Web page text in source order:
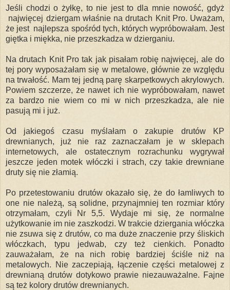
Jeśli chodzi o żyłkę, to nie jest to dla mnie nowość, gdyż
najwięcej dziergam właśnie na drutach Knit Pro. Uważam,
że jest najlepsza spośród tych, których wypróbowałam. Jest
giętka i miękka, nie przeszkadza w dzierganiu.
Na drutach Knit Pro tak jak pisałam robię najwięcej, ale do
tej pory wyposażałam się w metalowe, głównie ze względu
na trwałość. Mam tej jedną parę skarpetkowych akrylowych.
Powiem szczerze, że nawet ich nie wypróbowałam, nawet
za bardzo nie wiem co mi w nich przeszkadza, ale nie
pasują mi i już.
Od jakiegoś czasu myślałam o zakupie drutów KP
drewnianych, już nie raz zaznaczałam je w sklepach
internetowych, ale ostatecznym rozrachunku wygrywał
jeszcze jeden motek włóczki i strach, czy takie drewniane
druty się nie złamią.
Po przetestowaniu drutów okazało się, że do łamliwych to
one nie należą, są solidne, przynajmniej ten rozmiar który
otrzymałam, czyli Nr 5,5. Wydaje mi się, że normalne
użytkowanie im nie zaszkodzi. W trakcie dziergania włóczka
nie zsuwa się z drutów, co ma duże znaczenie przy śliskich
włóczkach, typu jedwab, czy też cienkich. Ponadto
zauważałam, że na nich robię bardziej ściśle niż na
metalowych. Nie zaczepiają, łączenie części metalowej z
drewnianą drutów dotykowo prawie niezauważalne. Fajne
są też kolory drutów drewnianych.